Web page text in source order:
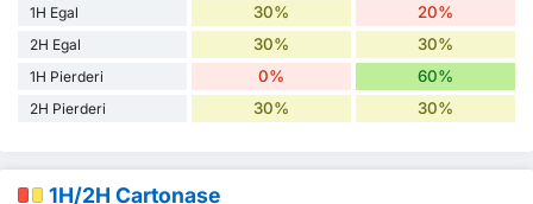
1H Egal 30% 20%
2H Egal 30% 30%
1H Pierderi 0% 60%
2H Pierderi 30% 30%
1H/2H Cartonașe